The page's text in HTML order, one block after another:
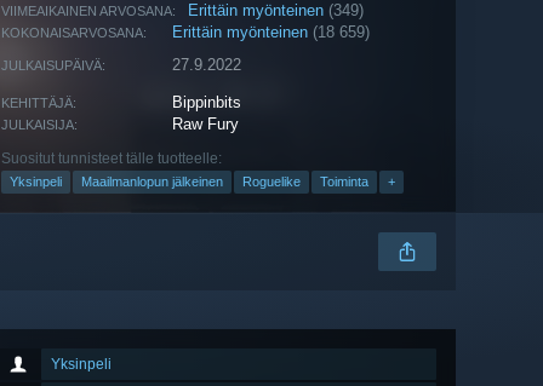
VIIMEAIKAINEN ARVOSANA: Erittäin myönteinen (349)
KOKONAISARVOSANA: Erittäin myönteinen (18 659)
JULKAISUPÄIVÄ: 27.9.2022
KEHITTÄJÄ: Bippinbits
JULKAISIJA: Raw Fury
Suositut tunnisteet tälle tuotteelle:
Yksinpeli Maailmanlopun jälkeinen Roguelike Toiminta +
Yksinpeli